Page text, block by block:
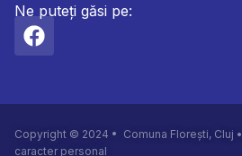
Ne puteți găsi pe:
Copyright © 2024 • Comuna Florești, Cluj •
caracter personal